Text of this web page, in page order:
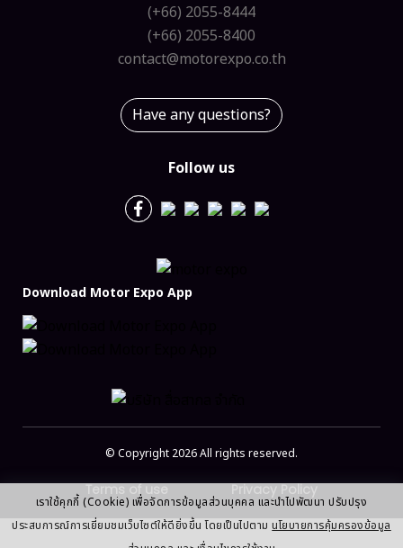
เราใช้คุกกี้ (Cookie) เพื่อจัดการข้อมูลส่วนบุคคล และนำไปพัฒนา ปรับปรุง
ประสบการณ์การเยี่ยมชมเว็บไซต์ให้ดียิ่งขึ้น โดยเป็นไปตามนโยบายการคุ้มครองข้อมูล
(+66) 2055-8444
(+66) 2055-8400
contact@motorexpo.co.th
Have any questions?
Follow us
Download Motor Expo App
© Copyright 2026 All rights reserved.
Terms of use Privacy Policy